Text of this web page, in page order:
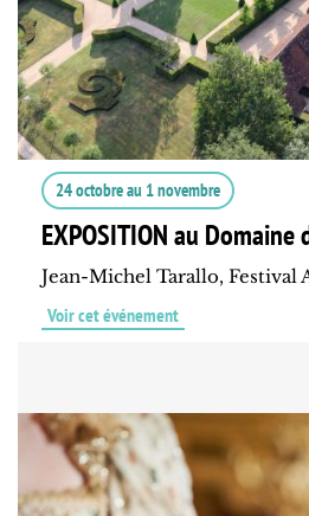
24 octobreau 1 novembre
EXPOSITION au Domaine
Jean-Michel Tarallo, Festival
Voir cet événement